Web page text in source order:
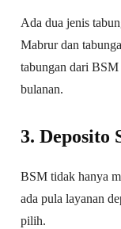
Ada dua jenis
Mabrur dan
tabungan dari
bulanan.
3. Deposito
BSM tidak hanya
ada pula layanan
pilih.